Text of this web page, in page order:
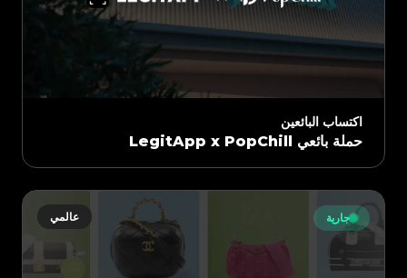
اكتساب البائعين
حملة بائعي LegitApp x PopChill
عالمي جارية